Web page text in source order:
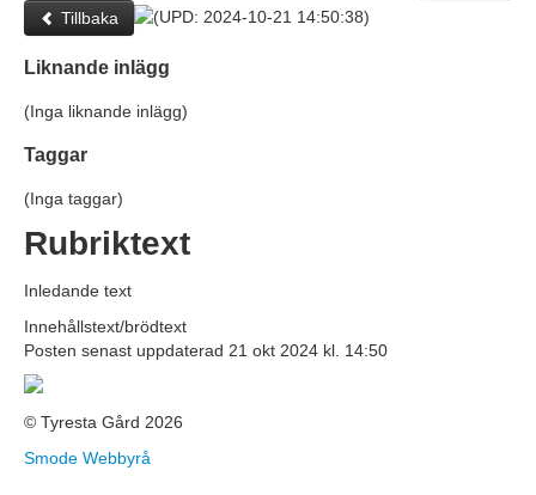
Tillbaka
Liknande inlägg
(Inga liknande inlägg)
Taggar
(Inga taggar)
Rubriktext
Inledande text
Innehållstext/brödtext
Posten senast uppdaterad 21 okt 2024 kl. 14:50
© Tyresta Gård 2026
Smode Webbyrå